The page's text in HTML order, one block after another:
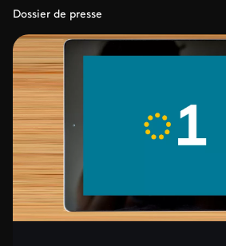
Dossier de presse